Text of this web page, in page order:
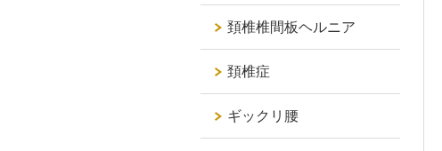
頚椎椎間板ヘルニア
頚椎症
ギックリ腰